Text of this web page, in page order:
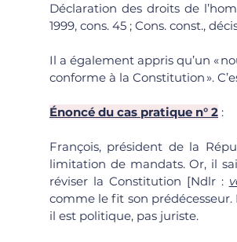
Déclaration des droits de
1999, cons. 45 ; Cons. const.,
Il a également appris qu’un «
conforme à la Constitution ».
Énoncé du cas pratique n° 2 :
François, président de la
limitation de mandats. Or, il
réviser la Constitution [Ndlr :
comme le fit son prédécesseur.
il est politique, pas juriste.